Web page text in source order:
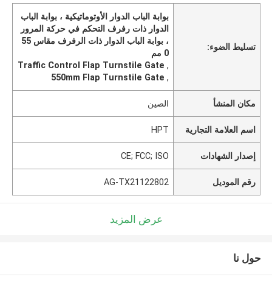
تسليط الضوء:
بوابة الباب الدوار الأوتوماتيكية ، بوابة الباب
الدوار ذات رفرف التحكم في حركة المرور
، بوابة الباب الدوار ذات الرفرف مقاس 55
0 مم
,
Traffic Control Flap Turnstile Gate
,
550mm Flap Turnstile Gate
مكان المنشأ الصين
اسم العلامة التجارية HPT
إصدار الشهادات CE; FCC; ISO
رقم الموديل AG-TX21122802
عرض المزيد
حول نا